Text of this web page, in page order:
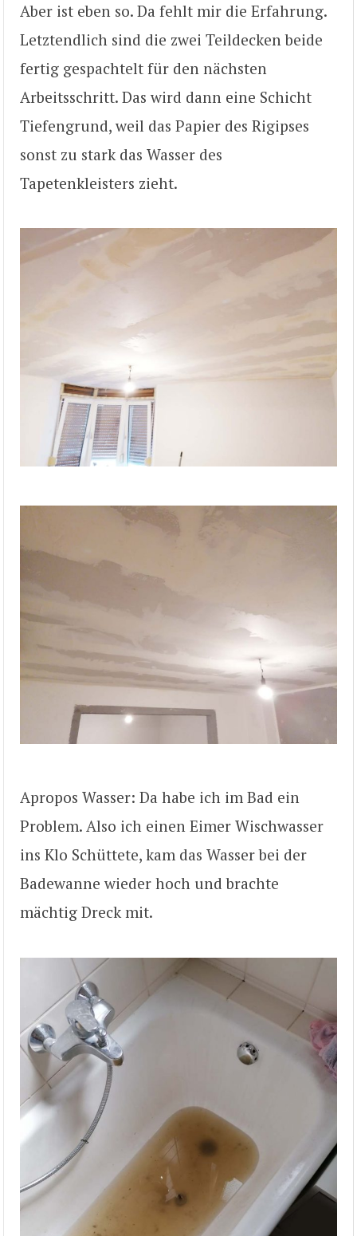
Aber ist eben so. Da fehlt mir die Erfahrung.
Letztendlich sind die zwei Teildecken beide
fertig gespachtelt für den nächsten
Arbeitsschritt. Das wird dann eine Schicht
Tiefengrund, weil das Papier des Rigipses
sonst zu stark das Wasser des
Tapetenkleisters zieht.
Apropos Wasser: Da habe ich im Bad ein
Problem. Also ich einen Eimer Wischwasser
ins Klo Schüttete, kam das Wasser bei der
Badewanne wieder hoch und brachte
mächtig Dreck mit.